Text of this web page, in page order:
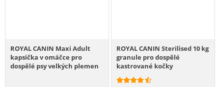
ROYAL CANIN Maxi Adult
kapsička v omáčce pro
dospělé psy velkých plemen
ROYAL CANIN Sterilised 10 kg
granule pro dospělé
kastrované kočky